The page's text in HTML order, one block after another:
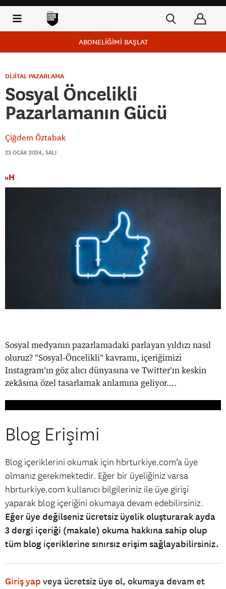
ABONELİĞİMİ BAŞLAT
DİJİTAL PAZARLAMA
Sosyal Öncelikli
Pazarlamanın Gücü
Çiğdem Öztabak
23 OCAK 2024, SALI
Sosyal medyanın pazarlamadaki parlayan yıldızı nasıl
oluruz? "Sosyal-Öncelikli" kavramı, içeriğimizi
Instagram'ın göz alıcı dünyasına ve Twitter'ın keskin
zekâsına özel tasarlamak anlamına geliyor....
Blog Erişimi
Blog içeriklerini okumak için hbrturkiye.com’a üye
olmanız gerekmektedir. Eğer bir üyeliğiniz varsa
hbrturkiye.com kullanıcı bilgileriniz ile üye girişi
yaparak blog içeriğini okumaya devam edebilirsiniz.
Eğer üye değilseniz ücretsiz üyelik oluşturarak ayda
3 dergi içeriği (makale) okuma hakkına sahip olup
tüm blog içeriklerine sınırsız erişim sağlayabilirsiniz.
Giriş yap veya ücretsiz üye ol, okumaya devam et